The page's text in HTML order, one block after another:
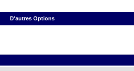
D'autres Options